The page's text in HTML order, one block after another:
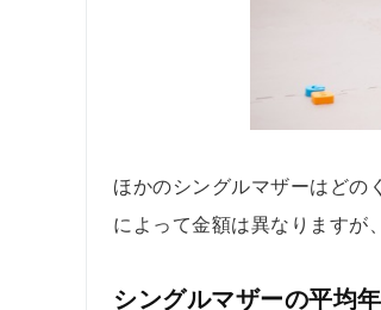
ほかのシングルマザーはどの
によって金額は異なりますが
シングルマザーの平均